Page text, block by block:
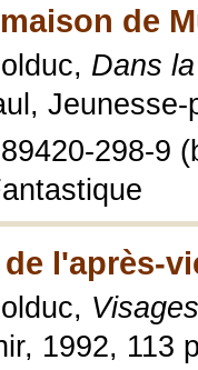
de
Dans
298-9
l'après-
1992, 113